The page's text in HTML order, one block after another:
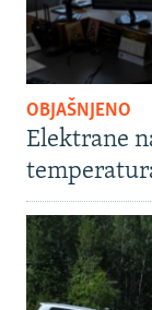
OBJAŠNJENO
Elektrane